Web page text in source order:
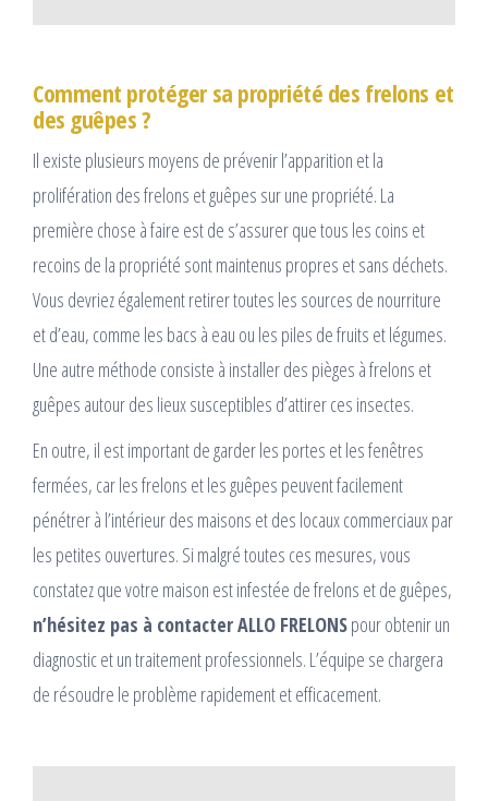
Comment protéger sa propriété des frelons et
des guêpes ?
Il existe plusieurs moyens de prévenir l’apparition et la
prolifération des frelons et guêpes sur une propriété. La
première chose à faire est de s’assurer que tous les coins et
recoins de la propriété sont maintenus propres et sans déchets.
Vous devriez également retirer toutes les sources de nourriture
et d’eau, comme les bacs à eau ou les piles de fruits et légumes.
Une autre méthode consiste à installer des pièges à frelons et
guêpes autour des lieux susceptibles d’attirer ces insectes.
En outre, il est important de garder les portes et les fenêtres
fermées, car les frelons et les guêpes peuvent facilement
pénétrer à l’intérieur des maisons et des locaux commerciaux par
les petites ouvertures. Si malgré toutes ces mesures, vous
constatez que votre maison est infestée de frelons et de guêpes,
n’hésitez pas à contacter ALLO FRELONSpour obtenir un
diagnostic et un traitement professionnels. L’équipe se chargera
de résoudre le problème rapidement et efficacement.